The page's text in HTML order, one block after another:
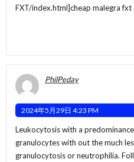
FXT/index.html]cheap malegra
PhilPeday
2024年5月29日 4:23 PM
Leukocytosis with a
granulocytes with out the much
granulocytosis or neutrophilia.